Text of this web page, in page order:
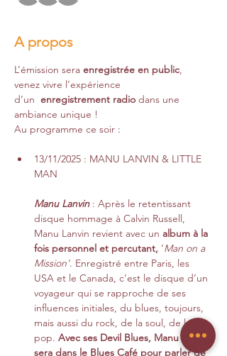
A propos
L’émission sera enregistrée en public,
venez vivre l’expérience
d’un enregistrement radio dans une
ambiance unique !
Au programme ce soir :
13/11/2025 : MANU LANVIN & LITTLE
MAN
Manu Lanvin : Après le retentissant
disque hommage à Calvin Russell,
Manu Lanvin revient avec un album à la
fois personnel et percutant, ‘Man on a
Mission’. Enregistré entre Paris, les
USA et le Canada, c’est le disque d’un
voyageur qui se rapproche de ses
influences initiales, du blues, toujours,
mais aussi du rock, de la soul, de la
pop. Avec ses Devil Blues, Manu Lanvin
sera dans le Blues Café pour parler de